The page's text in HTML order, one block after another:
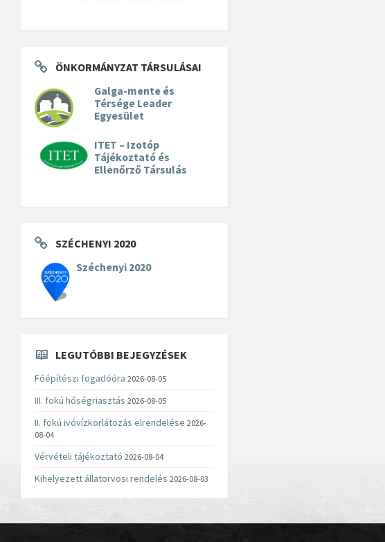
ÖNKORMÁNYZAT TÁRSULÁSAI
Galga-mente és
Térsége Leader
Egyesület
ITET – Izotóp
Tájékoztató és
Ellenőrző Társulás
SZÉCHENYI 2020
Széchenyi 2020
LEGUTÓBBI BEJEGYZÉSEK
Főépítészi fogadóóra 2026-08-05
III. fokú hőségriasztás 2026-08-05
II. fokú ivóvízkorlátozás elrendelése 2026-
08-04
Vérvételi tájékoztató 2026-08-04
Kihelyezett állatorvosi rendelés 2026-08-03